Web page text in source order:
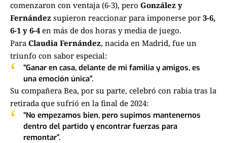
comenzaron con ventaja (6-3), pero González y
Fernández supieron reaccionar para imponerse por 3-6,
6-1 y 6-4en más de dos horas y media de juego.
Para Claudia Fernández, nacida en Madrid, fue un
triunfo con sabor especial:
“Ganar en casa, delante de mi familia y amigos, es
una emoción única”.
Su compañera Bea, por su parte, celebró con rabia tras la
retirada que sufrió en la final de 2024:
“No empezamos bien, pero supimos mantenernos
dentro del partido y encontrar fuerzas para
remontar”.